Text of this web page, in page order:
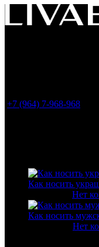
+7 (964) 7-968-968
Как носить
Нет
Как носить
Нет